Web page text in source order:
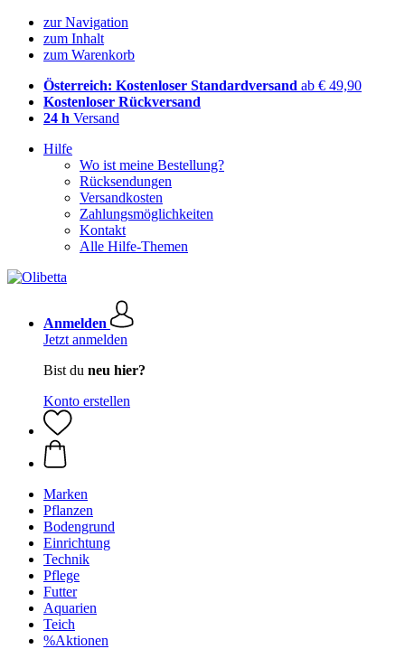
zur Navigation
zum Inhalt
zum Warenkorb
Österreich: Kostenloser Standardversand ab € 49,90
Kostenloser Rückversand
24 h Versand
Hilfe
Wo ist meine Bestellung?
Rücksendungen
Versandkosten
Zahlungsmöglichkeiten
Kontakt
Alle Hilfe-Themen
Anmelden
Jetzt anmelden
Bist du neu hier?
Konto erstellen
Marken
Pflanzen
Bodengrund
Einrichtung
Technik
Pflege
Futter
Aquarien
Teich
%Aktionen